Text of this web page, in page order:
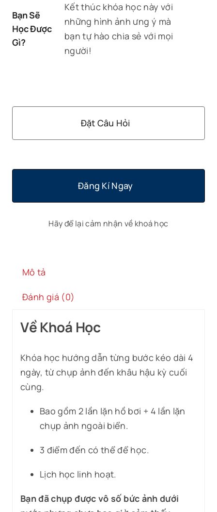
Bạn Sẽ
Học Được
Gì?
Kết thúc khóa học này với
những hình ảnh ưng ý mà
bạn tự hào chia sẻ với mọi
người!
Đặt Câu Hỏi
Đăng Kí Ngay
Hãy để lại cảm nhận về khoá học
Mô tả
Đánh giá (0)
Về Khoá Học
Khóa học hướng dẫn từng bước kéo dài 4
ngày, từ chụp ảnh đến khâu hậu kỳ cuối
cùng.
Bao gồm 2 lần lặn hồ bơi + 4 lần lặn
chụp ảnh ngoài biển.
3 điểm đến có thể để học.
Lịch học linh hoạt.
Bạn đã chụp được vô số bức ảnh dưới